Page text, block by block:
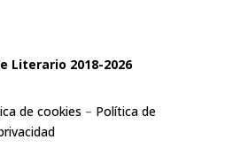
Literario 2018-2026
de cookies – Política de